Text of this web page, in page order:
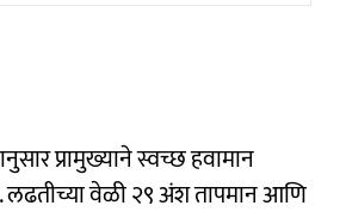
प्रामुख्याने स्वच्छ हवामान
लढतीच्या वेळी २९ अंश तापमान आणि